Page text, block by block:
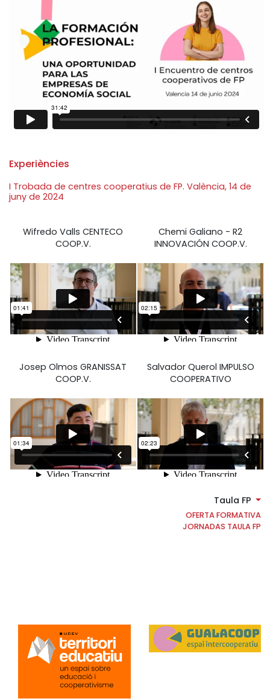
Experiències
I Trobada de centres cooperatius de FP. València, 14 de
juny de 2024
Wifredo Valls CENTECO
COOP.V.
Chemi Galiano - R2
INNOVACIÓN COOP.V.
Josep Olmos GRANISSAT
COOP.V.
Salvador Querol IMPULSO
COOPERATIVO
Taula FP
OFERTA FORMATIVA
JORNADAS TAULA FP